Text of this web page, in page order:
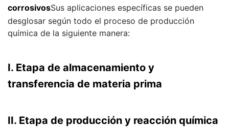
corrosivosSus aplicaciones específicas se pueden
desglosar según todo el proceso de producción
química de la siguiente manera:
I. Etapa de almacenamiento y
transferencia de materia prima
II. Etapa de producción y reacción química